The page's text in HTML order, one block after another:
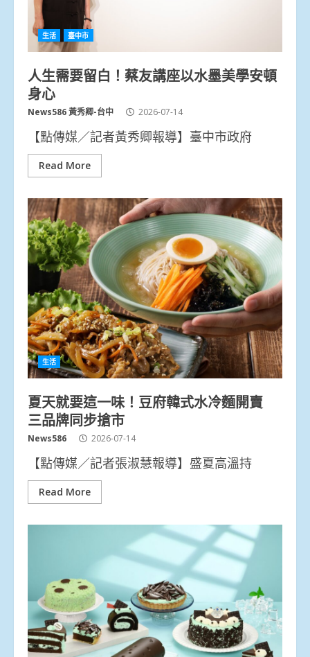
生活 臺中市
人生需要留白！蔡友講座以水墨美學安頓
身心
News586 黃秀卿-台中 2026-07-14
【點傳媒／記者黃秀卿報導】臺中市政府
Read More
生活
夏天就要這一味！豆府韓式水冷麵開賣
三品牌同步搶市
News586 2026-07-14
【點傳媒／記者張淑慧報導】盛夏高溫持
Read More